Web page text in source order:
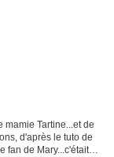
mamie Tartine...et de
d'après le tuto de
fan de Mary...c'était